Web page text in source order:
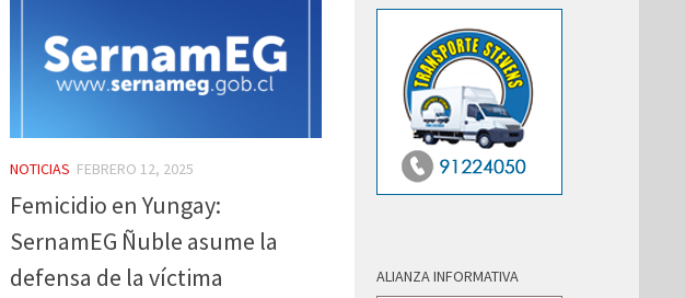
NOTICIAS FEBRERO 12, 2025
Femicidio en Yungay:
SernamEG Ñuble asume la
defensa de la víctima
ALIANZA INFORMATIVA